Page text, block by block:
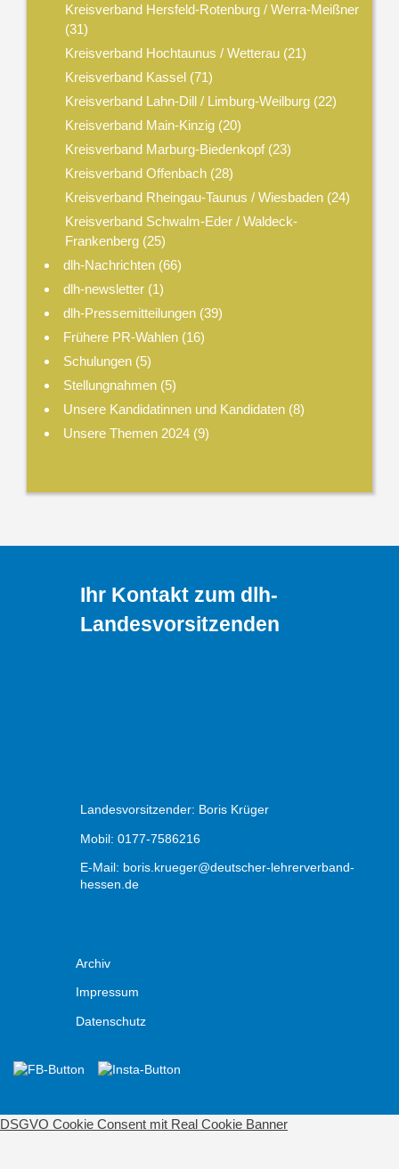
Kreisverband Hersfeld-Rotenburg / Werra-Meißner
(31)
Kreisverband Hochtaunus / Wetterau(21)
Kreisverband Kassel(71)
Kreisverband Lahn-Dill / Limburg-Weilburg(22)
Kreisverband Main-Kinzig(20)
Kreisverband Marburg-Biedenkopf(23)
Kreisverband Offenbach(28)
Kreisverband Rheingau-Taunus / Wiesbaden(24)
Kreisverband Schwalm-Eder / Waldeck-
Frankenberg(25)
dlh-Nachrichten (66)
dlh-newsletter (1)
dlh-Pressemitteilungen (39)
Frühere PR-Wahlen (16)
Schulungen (5)
Stellungnahmen (5)
Unsere Kandidatinnen und Kandidaten (8)
Unsere Themen 2024 (9)
Ihr Kontakt zum dlh-
Landesvorsitzenden
Landesvorsitzender: Boris Krüger
Mobil: 0177-7586216
E-Mail: boris.krueger@deutscher-lehrerverband-
hessen.de
Archiv
Impressum
Datenschutz
DSGVO Cookie Consent mit Real Cookie Banner